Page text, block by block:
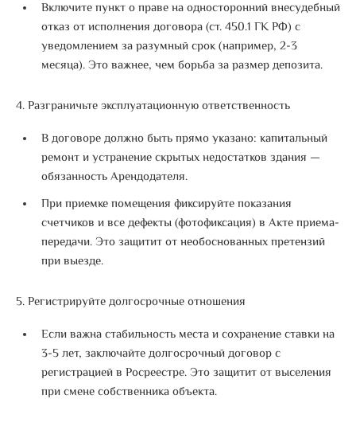
Включите пункт о праве на односторонний внесудебный
отказ от исполнения договора (ст. 450.1 ГК РФ) с
уведомлением за разумный срок (например, 2-3
месяца). Это важнее, чем борьба за размер депозита.
4. Разграничьте эксплуатационную ответственность
В договоре должно быть прямо указано: капитальный
ремонт и устранение скрытых недостатков здания —
обязанность Арендодателя.
При приемке помещения фиксируйте показания
счетчиков и все дефекты (фотофиксация) в Акте приема-
передачи. Это защитит от необоснованных претензий
при выезде.
5. Регистрируйте долгосрочные отношения
Если важна стабильность места и сохранение ставки на
3-5 лет, заключайте долгосрочный договор с
регистрацией в Росреестре. Это защитит от выселения
при смене собственника объекта.